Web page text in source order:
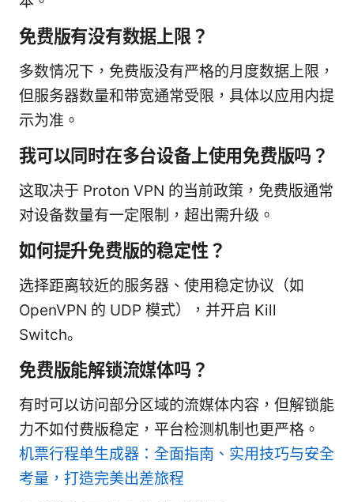
免费版有没有数据上限？
多数情况下，免费版没有严格的月度数据上限，
但服务器数量和带宽通常受限，具体以应用内提
示为准。
我可以同时在多台设备上使用免费版吗？
这取决于 Proton VPN 的当前政策，免费版通常
对设备数量有一定限制，超出需升级。
如何提升免费版的稳定性？
选择距离较近的服务器、使用稳定协议（如
OpenVPN 的 UDP 模式），并开启 Kill
Switch。
免费版能解锁流媒体吗？
有时可以访问部分区域的流媒体内容，但解锁能
力不如付费版稳定，平台检测机制也更严格。
机票行程单生成器：全面指南、实用技巧与安全
考量，打造完美出差旅程